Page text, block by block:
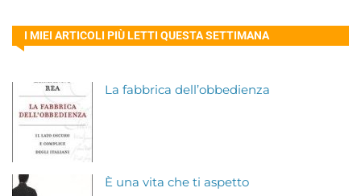
I MIEI ARTICOLI PIÙ LETTI QUESTA SETTIMANA
La fabbrica dell’obbedienza
È una vita che ti aspetto